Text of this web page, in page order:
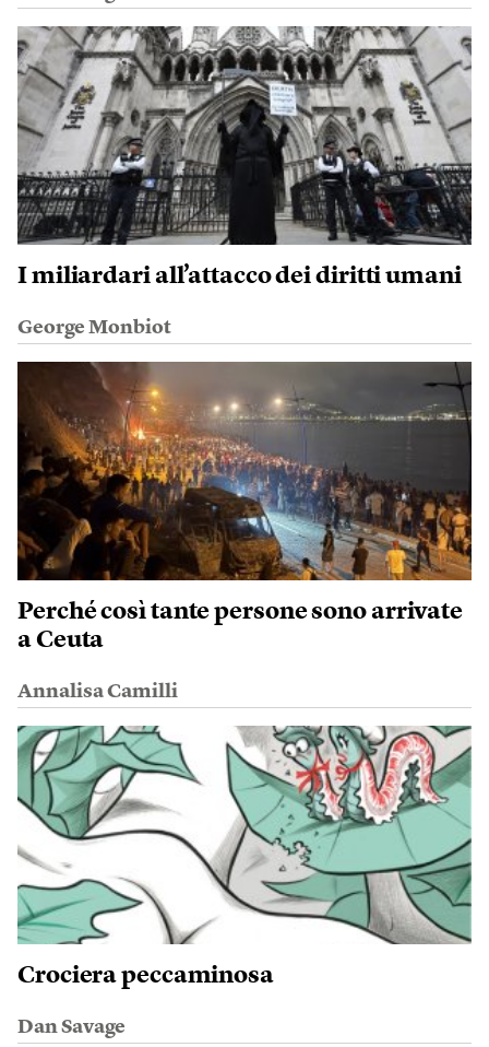
I miliardari all’attacco dei diritti umani
George Monbiot
Perché così tante persone sono arrivate
a Ceuta
Annalisa Camilli
Crociera peccaminosa
Dan Savage